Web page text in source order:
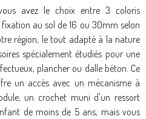
avez le choix entre 3 coloris
au sol de 16 ou 30mm selon
région, le tout adapté à la nature
spécialement étudiés pour une
plancher ou dalle béton. Ce
un accès avec un mécanisme à
un crochet muni d'un ressort
de moins de 5 ans, mais vous